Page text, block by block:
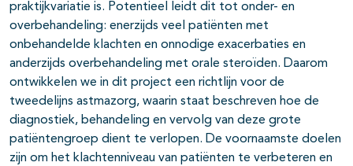
praktijkvariatie is. Potentieel leidt dit tot onder- en
overbehandeling: enerzijds veel patiënten met
onbehandelde klachten en onnodige exacerbaties en
anderzijds overbehandeling met orale steroïden. Daarom
ontwikkelen we in dit project een richtlijn voor de
tweedelijns astmazorg, waarin staat beschreven hoe de
diagnostiek, behandeling en vervolg van deze grote
patiëntengroep dient te verlopen. De voornaamste doelen
zijn om het klachtenniveau van patiënten te verbeteren en